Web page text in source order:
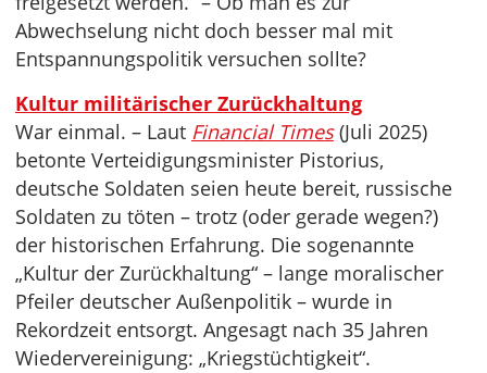
Abwechselung nicht doch besser mal mit
Entspannungspolitik versuchen sollte?
Kultur militärischer Zurückhaltung
War einmal. – Laut Financial Times(Juli 2025)
betonte Verteidigungsminister Pistorius,
deutsche Soldaten seien heute bereit, russische
Soldaten zu töten – trotz (oder gerade wegen?)
der historischen Erfahrung. Die sogenannte
„Kultur der Zurückhaltung“ – lange moralischer
Pfeiler deutscher Außenpolitik – wurde in
Rekordzeit entsorgt. Angesagt nach 35 Jahren
Wiedervereinigung: „Kriegstüchtigkeit“.